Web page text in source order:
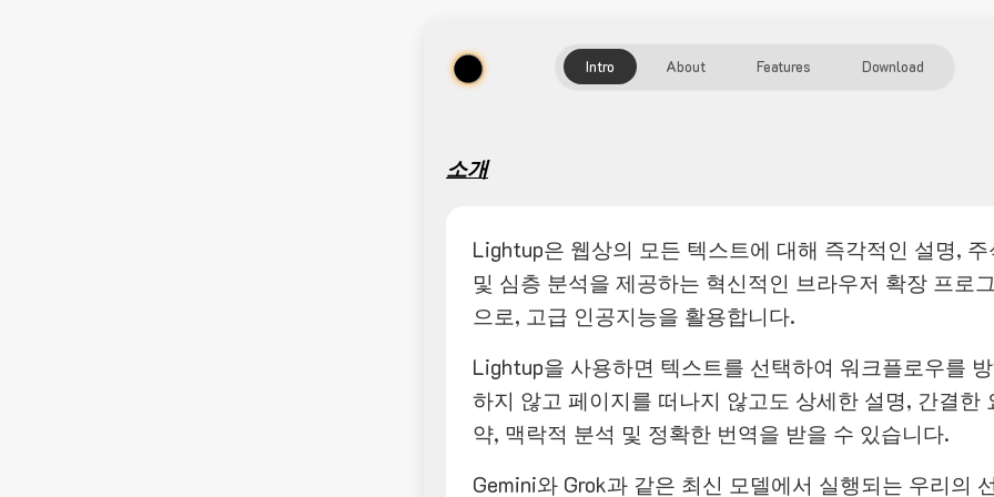
Intro About Features Download
소개
Lightup은 웹상의 모든 텍스트에 대해 즉각적인 설명, 주
및 심층 분석을 제공하는 혁신적인 브라우저 확장 프로
으로, 고급 인공지능을 활용합니다.
Lightup을 사용하면 텍스트를 선택하여 워크플로우를
하지 않고 페이지를 떠나지 않고도 상세한 설명, 간결한
약, 맥락적 분석 및 정확한 번역을 받을 수 있습니다.
Gemini와 Grok과 같은 최신 모델에서 실행되는 우리의 선